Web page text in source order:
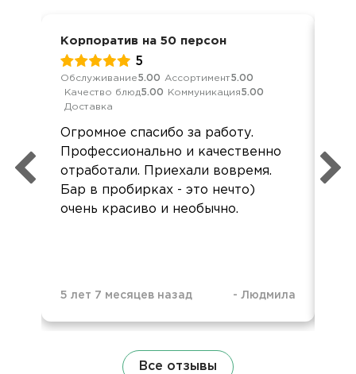
Корпоратив на 50 персон
5
Обслуживание5.00 Ассортимент5.00
Качество блюд5.00 Коммуникация5.00
Доставка
Огромное спасибо за работу.
Профессионально и качественно
отработали. Приехали вовремя.
Бар в пробирках - это нечто)
очень красиво и необычно.
5 лет 7 месяцев назад - Людмила
Все отзывы